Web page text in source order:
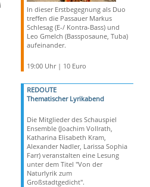
In dieser Erstbegegnung als Duo
treffen die Passauer Markus
Schlesag (E-/ Kontra-Bass) und
Leo Gmelch (Bassposaune, Tuba)
aufeinander.
19:00 Uhr | 10 Euro
REDOUTE
Thematischer Lyrikabend
Die Mitglieder des Schauspiel
Ensemble (Joachim Vollrath,
Katharina Elisabeth Kram,
Alexander Nadler, Larissa Sophia
Farr) veranstalten eine Lesung
unter dem Titel "Von der
Naturlyrik zum
Großstadtgedicht".